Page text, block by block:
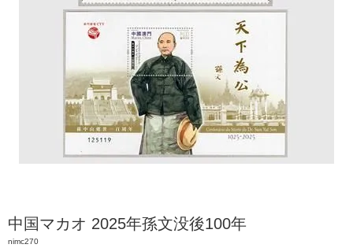
中国マカオ 2025年孫文没後100年
nimc270